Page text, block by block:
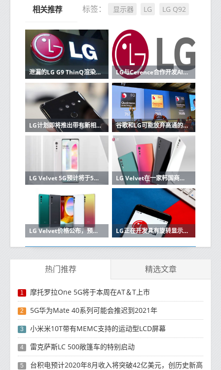
标签： 显示器 LG LG Q92
相关推荐
泄漏的LG G9 ThinQ渲染图显示四镜头设置与缺口显示屏 LG与Cerence合作开发AI互联汽车平台
LG计划即将推出带有新相机的V60 ThinQ 谷歌和LG可能放弃高通的旗舰产品Snapdragon 865
LG Velvet 5G预计将于5月在韩国推出 LG Velvet在一家韩国商店被抓
LG Velvet价格公布，预购从5月8日开始，促销于5月15日开始 LG正在开发具有旋转显示屏的双屏智能手机：报告
热门推荐 精选文章
1 摩托罗拉One 5G将于本周在AT＆T上市
2 5G华为Mate 40系列可能会推迟到2021年
3 小米米10T带有MEMC支持的运动型LCD屏幕
4 雷克萨斯LC 500敞篷车的特别启动
5 台积电预计2020年8月收入将突破42亿美元，创历史新高